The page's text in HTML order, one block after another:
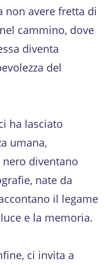
non avere fretta di
cammino, dove
diventa
del
ha lasciato
umana,
diventano
nate da
il legame
e la memoria.
ci invita a